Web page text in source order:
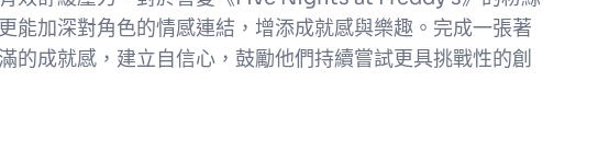
能加深對角色的情感連結，增添成就感與樂趣。完成一張著
的成就感，建立自信心，鼓勵他們持續嘗試更具挑戰性的創